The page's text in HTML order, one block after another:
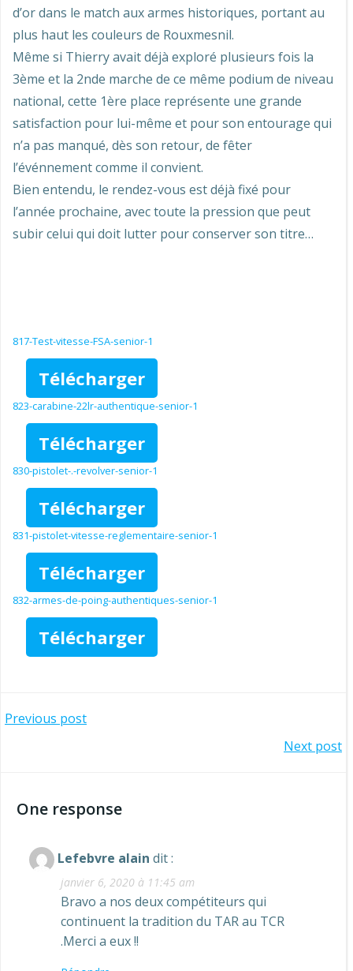
d’or dans le match aux armes historiques, portant au
plus haut les couleurs de Rouxmesnil.
Même si Thierry avait déjà exploré plusieurs fois la
3ème et la 2nde marche de ce même podium de niveau
national, cette 1ère place représente une grande
satisfaction pour lui-même et pour son entourage qui
n’a pas manqué, dès son retour, de fêter
l’événnement comme il convient.
Bien entendu, le rendez-vous est déjà fixé pour
l’année prochaine, avec toute la pression que peut
subir celui qui doit lutter pour conserver son titre…
817-Test-vitesse-FSA-senior-1
Télécharger
823-carabine-22lr-authentique-senior-1
Télécharger
830-pistolet-.-revolver-senior-1
Télécharger
831-pistolet-vitesse-reglementaire-senior-1
Télécharger
832-armes-de-poing-authentiques-senior-1
Télécharger
Navigation
l’article
Previous post
de
l’article
Next post
One response
Lefebvre alain dit :
janvier 6, 2020 à 11:45 am
Bravo a nos deux compétiteurs qui
continuent la tradition du TAR au TCR
.Merci a eux !!